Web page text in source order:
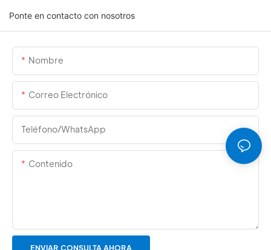
Ponte en contacto con nosotros
Nombre
Correo Electrónico
Teléfono/WhatsApp
Contenido
ENVIAR CONSULTA AHORA